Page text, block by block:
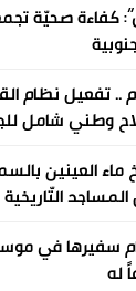
كفاءة صحيّة
.. تفعيل نظام
وطني شامل
العينين
التّاريخية
سفيرها في
له